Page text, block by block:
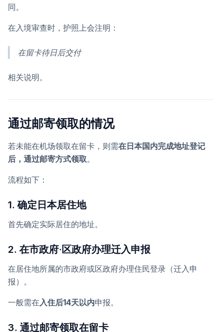
同。
在入境审查时，护照上会注明：
在留卡待日后交付
相关说明。
通过邮寄领取的情况
若未能在机场领取在留卡，则需在日本国内完成地址登记
后，通过邮寄方式领取。
流程如下：
1. 确定日本居住地
首先确定实际居住的地址。
2. 在市政府·区政府办理迁入申报
在居住地所属的市政府或区政府办理住民登录（迁入申
报）。
一般需在入住后14天以内申报。
3. 通过邮寄领取在留卡